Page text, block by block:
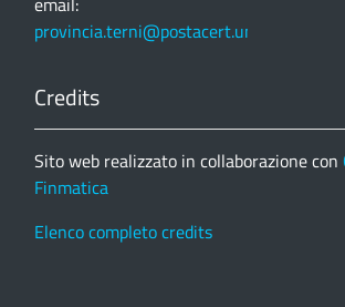
provincia.terni@postacert.umbria.it
Credits
Sito web realizzato in collaborazione con
Finmatica
Elenco completo credits